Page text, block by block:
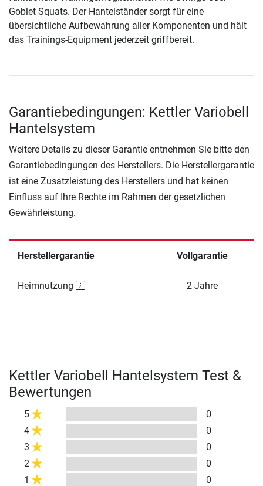
Goblet Squats. Der Hantelständer sorgt für eine
übersichtliche Aufbewahrung aller Komponenten und hält
das Trainings-Equipment jederzeit griffbereit.
Garantiebedingungen: Kettler Variobell
Hantelsystem
Weitere Details zu dieser Garantie entnehmen Sie bitte den
Garantiebedingungen des Herstellers. Die Herstellergarantie
ist eine Zusatzleistung des Herstellers und hat keinen
Einfluss auf Ihre Rechte im Rahmen der gesetzlichen
Gewährleistung.
Herstellergarantie Vollgarantie
Heimnutzung 2 Jahre
Kettler Variobell Hantelsystem Test &
Bewertungen
5
0
4
0
3
0
2
0
1
0